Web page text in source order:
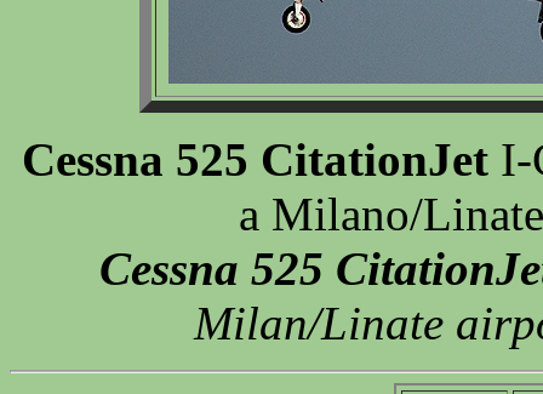
Cessna 525 CitationJet I-
a Milano/
Cessna 525
Milan/Linate